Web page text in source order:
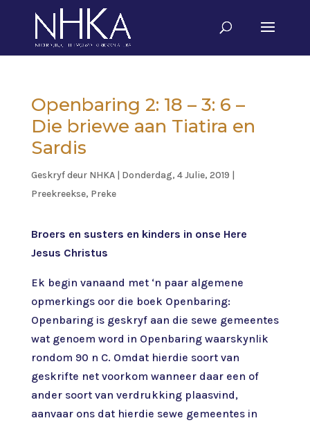
Openbaring 2: 18 – 3: 6 –
Die briewe aan Tiatira en
Sardis
Geskryf deur NHKA| Donderdag, 4 Julie, 2019 |
Preekreekse, Preke
Broers en susters en kinders in onse Here
Jesus Christus
Ek begin vanaand met ‘n paar algemene
opmerkings oor die boek Openbaring:
Openbaring is geskryf aan die sewe gemeentes
wat genoem word in Openbaring waarskynlik
rondom 90 n C. Omdat hierdie soort van
geskrifte net voorkom wanneer daar een of
ander soort van verdrukking plaasvind,
aanvaar ons dat hierdie sewe gemeentes in